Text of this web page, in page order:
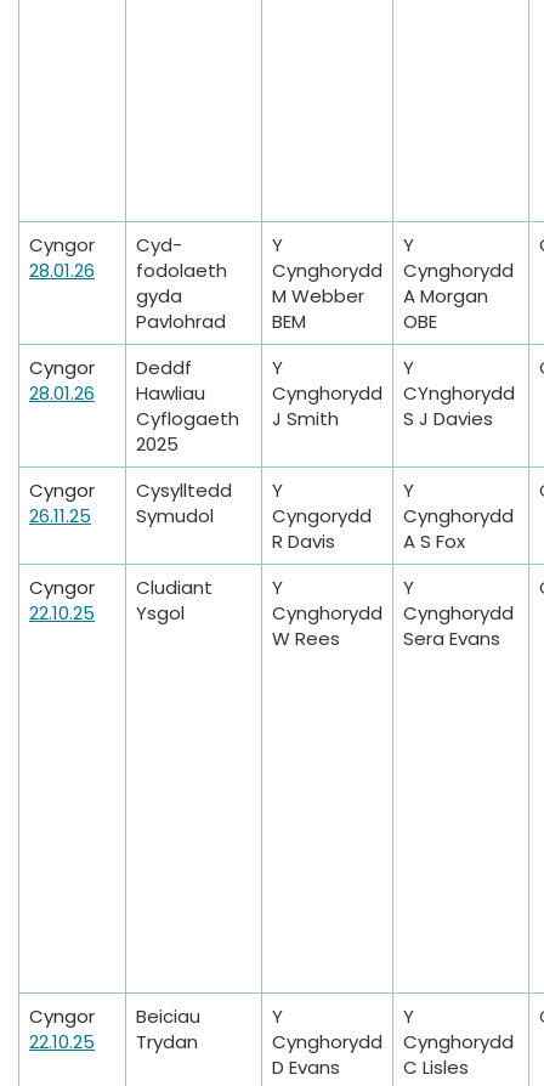
Cyngor
28.01.26
Cyd-
fodolaeth
gyda
Pavlohrad
Y
Cynghorydd
M Webber
BEM
Y
Cynghorydd
A Morgan
OBE
Cyngor
28.01.26
Deddf
Hawliau
Cyflogaeth
2025
Y
Cynghorydd
J Smith
Y
CYnghorydd
S J Davies
Cyngor
26.11.25
Cysylltedd
Symudol
Y
Cyngorydd
R Davis
Y
Cynghorydd
A S Fox
Cyngor
22.10.25
Cludiant
Ysgol
Y
Cynghorydd
W Rees
Y
Cynghorydd
Sera Evans
Cyngor
22.10.25
Beiciau
Trydan
Y
Cynghorydd
D Evans
Y
Cynghorydd
C Lisles